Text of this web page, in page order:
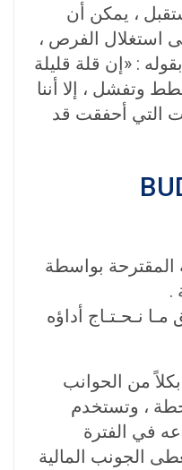
، يمكن أن
استغلال الفرص ،
: «إن قلة قليلة
وتفشل ، إلا أننا
التي أحفقت قد
المقترحة بواسطة
.
نـحـتـاج أداؤه
من الحوانب
، وتستخدم
في الفترة
الجونب المالية